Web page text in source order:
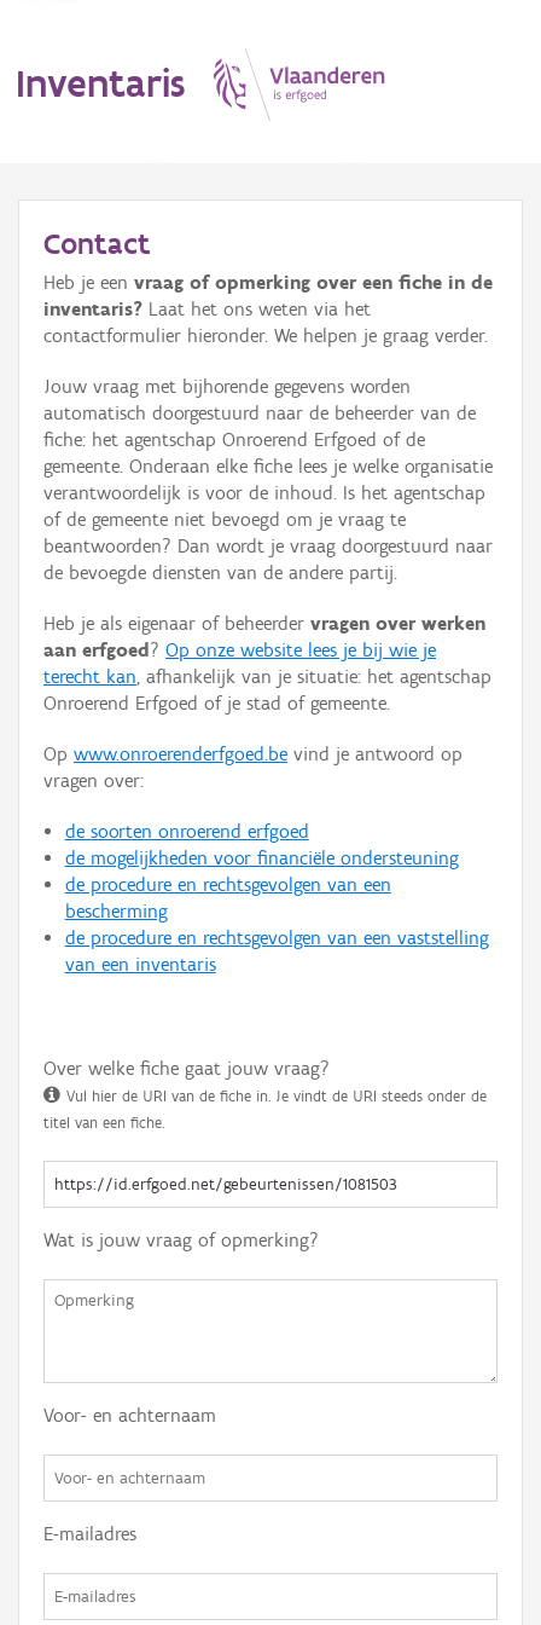
Inventaris
Erfgoedobject
Aanduidingsobject
Waarneming
Thema
Gebeurtenis
Persoon of collectief
Hergebruik
Aanmelden
Contact
Heb je een vraag of opmerking over een fiche in de
inventaris? Laat het ons weten via het
contactformulier hieronder. We helpen je graag verder.
Jouw vraag met bijhorende gegevens worden
automatisch doorgestuurd naar de beheerder van de
fiche: het agentschap Onroerend Erfgoed of de
gemeente. Onderaan elke fiche lees je welke organisatie
verantwoordelijk is voor de inhoud. Is het agentschap
of de gemeente niet bevoegd om je vraag te
beantwoorden? Dan wordt je vraag doorgestuurd naar
de bevoegde diensten van de andere partij.
Heb je als eigenaar of beheerder vragen over werken
aan erfgoed ? Op onze website lees je bij wie je
terecht kan, afhankelijk van je situatie: het agentschap
Onroerend Erfgoed of je stad of gemeente.
Op www.onroerenderfgoed.be vind je antwoord op
vragen over:
de soorten onroerend erfgoed
de mogelijkheden voor financiële ondersteuning
de procedure en rechtsgevolgen van een
bescherming
de procedure en rechtsgevolgen van een vaststelling
van een inventaris
Over welke fiche gaat jouw vraag?
Vul hier de URI van de fiche in. Je vindt de URI steeds onder de
titel van een fiche.
Wat is jouw vraag of opmerking?
Voor- en achternaam
E-mailadres